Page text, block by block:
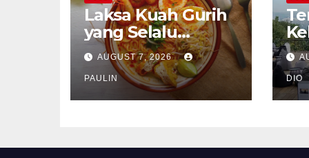
Laksa Kuah Gurih
yang Selalu
Dirindukan
AUGUST 7, 2026
PAULIN DIO